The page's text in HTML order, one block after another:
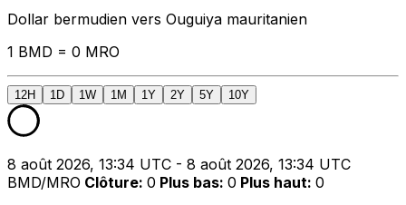
Dollar bermudien vers Ouguiya mauritanien
1 BMD = 0 MRO
12H 1D 1W 1M 1Y 2Y 5Y 10Y
8 août 2026, 13:34 UTC - 8 août 2026, 13:34 UTC
BMD/MRO Clôture: 0 Plus bas: 0 Plus haut: 0